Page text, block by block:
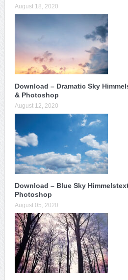
August 18, 2020
Download – Dramatic Sky
& Photoshop
August 12, 2020
Download – Blue Sky
Photoshop
August 05, 2020